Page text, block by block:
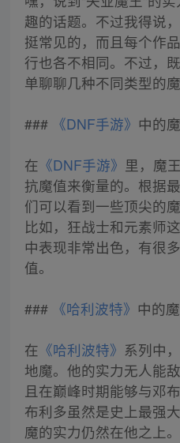
趣的话题。不过我得说
挺常见的，而且每个作
行也各不相同。不过，
单聊聊几种不同类型的
### 《DNF手游》 中的
在 《DNF手游》 里，魔
抗魔值来衡量的。根据
们可以看到一些顶尖的
比如，狂战士和元素师
中表现非常出色，有很
值。
### 《哈利波特》 中的
在 《哈利波特》 系列中
地魔。他的实力无人能
且在巅峰时期能够与邓
布利多虽然是史上最强
魔的实力仍然在他之上。